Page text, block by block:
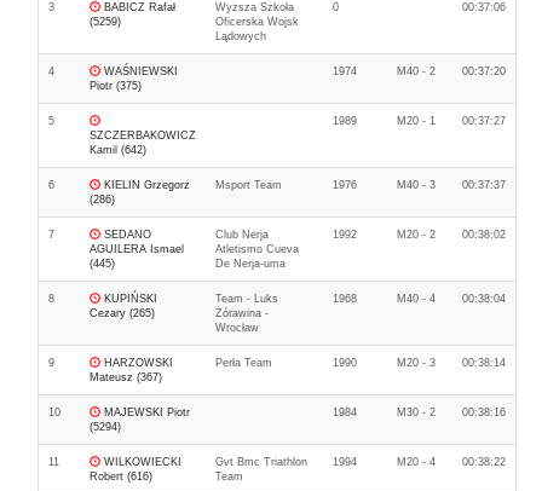
3
BABICZ Rafał
(5259)
Wyższa Szkoła
Oficerska Wojsk
Lądowych
0 00:37:06
4
WAŚNIEWSKI
Piotr (375)
1974 M40 - 2 00:37:20
5
SZCZERBAKOWICZ
Kamil (642)
1989 M20 - 1 00:37:27
6
KIELIN Grzegorz
(286)
Msport Team 1976 M40 - 3 00:37:37
7
SEDANO
AGUILERA Ismael
(445)
Club Nerja
Atletismo Cueva
De Nerja-uma
1992 M20 - 2 00:38:02
8
KUPIŃSKI
Cezary (265)
Team - Luks
Żórawina -
Wrocław
1968 M40 - 4 00:38:04
9
HARZOWSKI
Mateusz (367)
Perła Team 1990 M20 - 3 00:38:14
10
MAJEWSKI Piotr
(5294)
1984 M30 - 2 00:38:16
11
WILKOWIECKI
Robert (616)
Gvt Bmc Triathlon
Team
1994 M20 - 4 00:38:22